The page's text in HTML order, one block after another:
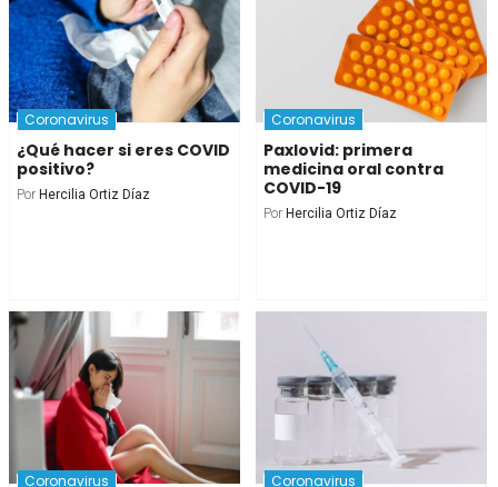
Coronavirus
¿Qué hacer si eres COVID
positivo?
Por Hercilia Ortiz Díaz
Coronavirus
Paxlovid: primera
medicina oral contra
COVID-19
Por Hercilia Ortiz Díaz
Coronavirus Coronavirus